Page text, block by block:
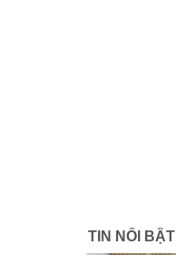
TIN NỔI BẬT